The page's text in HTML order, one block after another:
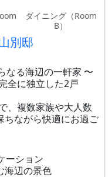
ダイニング（Room
B）
別邸
なる海辺の一軒家 〜
全に独立した2戸
、複数家族や大人数
ちながら快適にお過ご
ーション
海辺の景色